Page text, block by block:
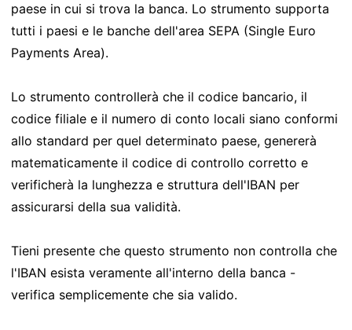
paese in cui si trova la banca. Lo strumento supporta
tutti i paesi e le banche dell'area SEPA (Single Euro
Payments Area).
Lo strumento controllerà che il codice bancario, il
codice filiale e il numero di conto locali siano conformi
allo standard per quel determinato paese, genererà
matematicamente il codice di controllo corretto e
verificherà la lunghezza e struttura dell'IBAN per
assicurarsi della sua validità.
Tieni presente che questo strumento non controlla che
l'IBAN esista veramente all'interno della banca -
verifica semplicemente che sia valido.